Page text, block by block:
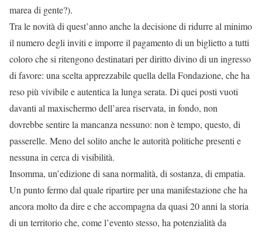
marea di gente?).
Tra le novità di quest’anno anche la decisione di ridurre al minimo
il numero degli inviti e imporre il pagamento di un biglietto a tutti
coloro che si ritengono destinatari per diritto divino di un ingresso
di favore: una scelta apprezzabile quella della Fondazione, che ha
reso più vivibile e autentica la lunga serata. Di quei posti vuoti
davanti al maxischermo dell’area riservata, in fondo, non
dovrebbe sentire la mancanza nessuno: non è tempo, questo, di
passerelle. Meno del solito anche le autorità politiche presenti e
nessuna in cerca di visibilità.
Insomma, un’edizione di sana normalità, di sostanza, di empatia.
Un punto fermo dal quale ripartire per una manifestazione che ha
ancora molto da dire e che accompagna da quasi 20 anni la storia
di un territorio che, come l’evento stesso, ha potenzialità da